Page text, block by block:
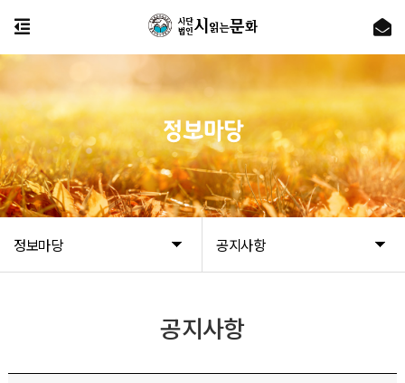
정보마당 공지사항
정보마당
공지사항